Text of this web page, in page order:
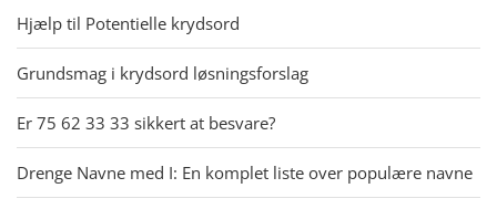
Hjælp til Potentielle krydsord
Grundsmag i krydsord løsningsforslag
Er 75 62 33 33 sikkert at besvare?
Drenge Navne med I: En komplet liste over populære navne